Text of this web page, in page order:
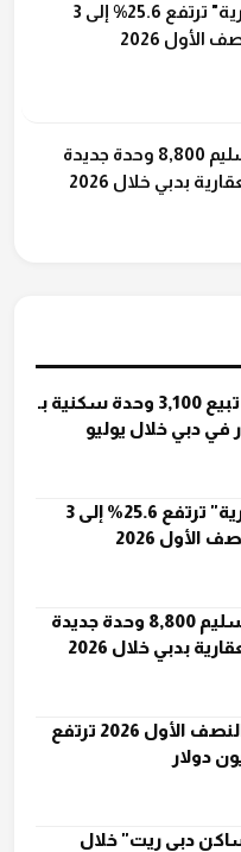
أرباح "إعمار العقارية" ترتفع 25.6% إلى 3
الأول 2026
"داماك" تعتزم تسليم 8,800 وحدة جديدة
بدبي خلال 2026
"عزيزي العقارية" تبيع 3,100 وحدة سكنية بـ
أرباح "إعمار العقارية" ترتفع 25.6% إلى 3
الأول 2026
"داماك" تعتزم تسليم 8,800 وحدة جديدة
بدبي خلال 2026
أرباح "ديار" خلال النصف الأول 2026 ترتفع
دبي ريت" خلال